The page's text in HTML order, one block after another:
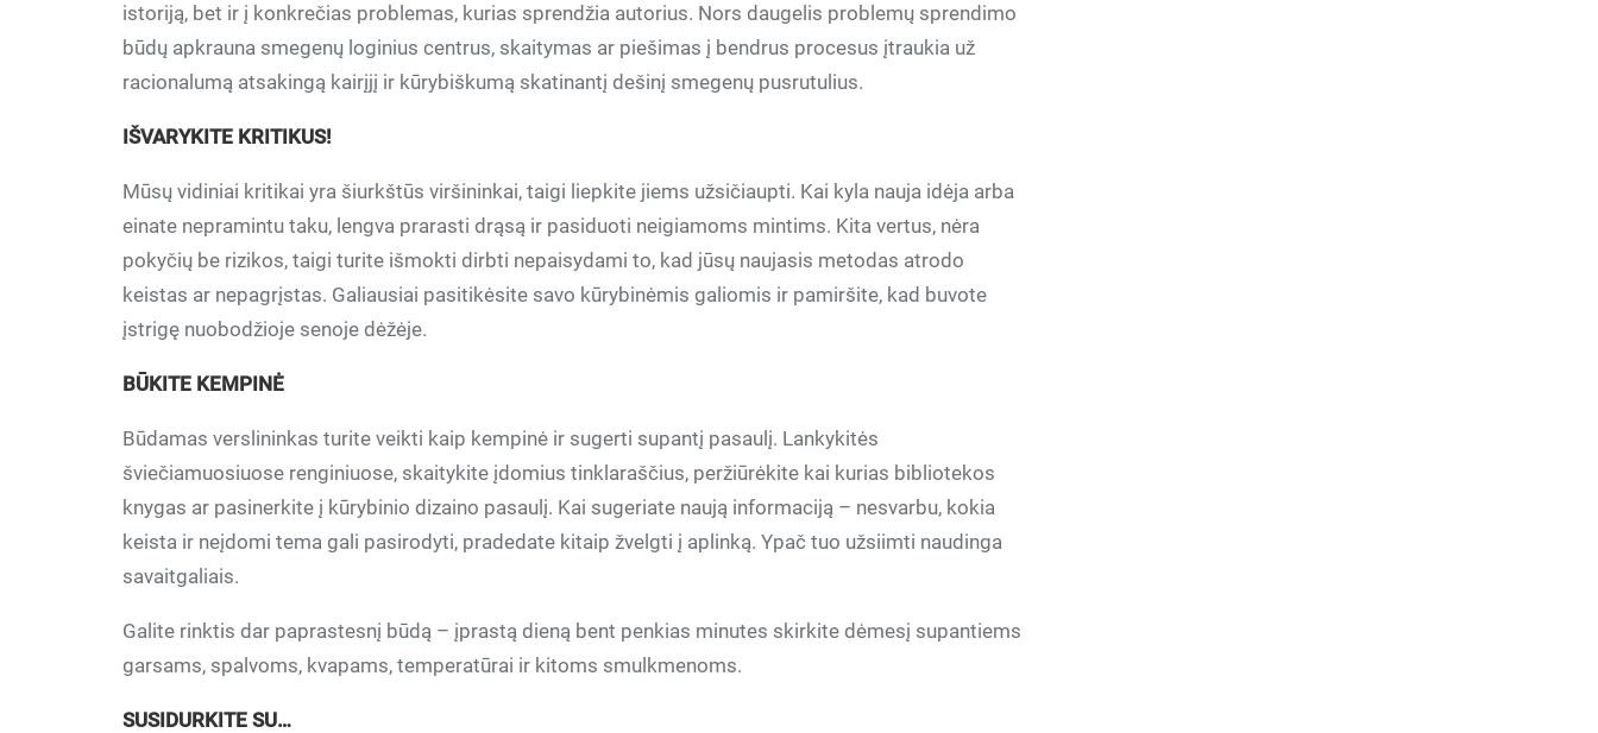
istoriją, bet ir į konkrečias problemas, kurias sprendžia autorius. Nors daugelis problemų sprendimo
būdų apkrauna smegenų loginius centrus, skaitymas ar piešimas į bendrus procesus įtraukia už
racionalumą atsakingą kairįjį ir kūrybiškumą skatinantį dešinį smegenų pusrutulius.
IŠVARYKITE KRITIKUS!
Mūsų vidiniai kritikai yra šiurkštūs viršininkai, taigi liepkite jiems užsičiaupti. Kai kyla nauja idėja arba
einate nepramintu taku, lengva prarasti drąsą ir pasiduoti neigiamoms mintims. Kita vertus, nėra
pokyčių be rizikos, taigi turite išmokti dirbti nepaisydami to, kad jūsų naujasis metodas atrodo
keistas ar nepagrįstas. Galiausiai pasitikėsite savo kūrybinėmis galiomis ir pamiršite, kad buvote
įstrigę nuobodžioje senoje dėžėje.
BŪKITE KEMPINĖ
Būdamas verslininkas turite veikti kaip kempinė ir sugerti supantį pasaulį. Lankykitės
šviečiamuosiuose renginiuose, skaitykite įdomius tinklaraščius, peržiūrėkite kai kurias bibliotekos
knygas ar pasinerkite į kūrybinio dizaino pasaulį. Kai sugeriate naują informaciją – nesvarbu, kokia
keista ir neįdomi tema gali pasirodyti, pradedate kitaip žvelgti į aplinką. Ypač tuo užsiimti naudinga
savaitgaliais.
Galite rinktis dar paprastesnį būdą – įprastą dieną bent penkias minutes skirkite dėmesį supantiems
garsams, spalvoms, kvapams, temperatūrai ir kitoms smulkmenoms.
SUSIDURKITE SU…